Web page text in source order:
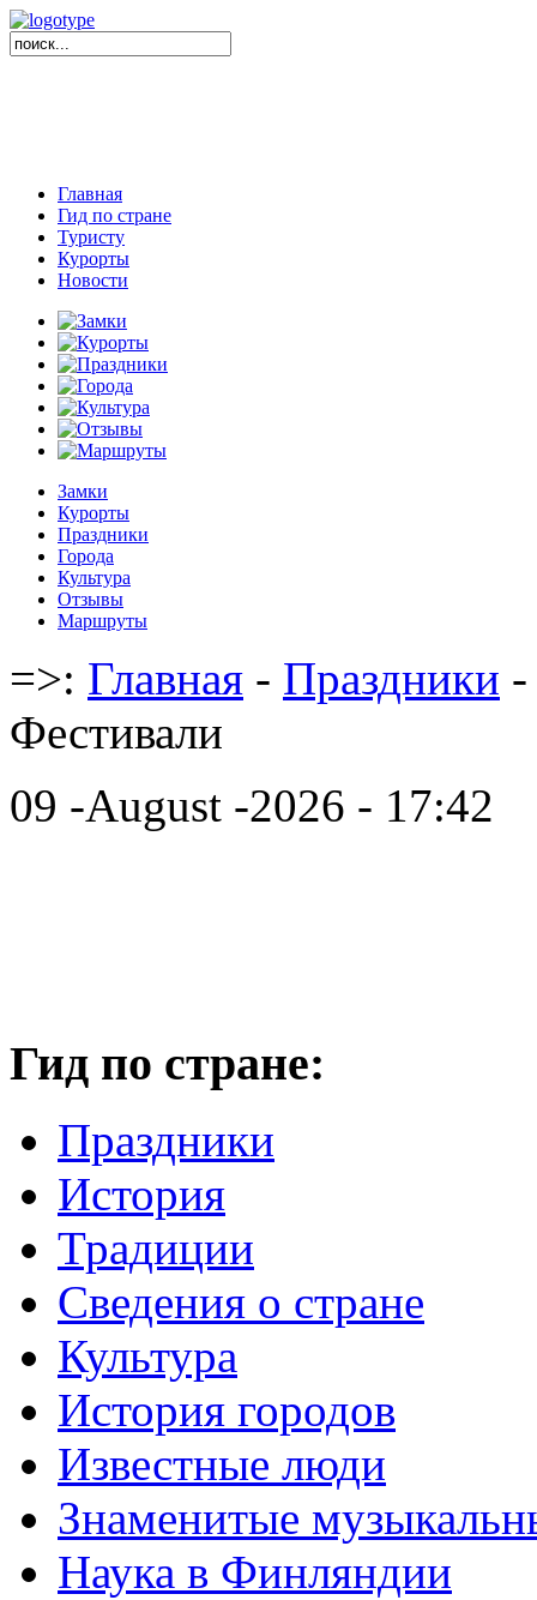
Главная
Гид по стране
Туристу
Курорты
Новости
Замки
Курорты
Праздники
Города
Культура
Отзывы
Маршруты
=>: Главная - Праздники -
Фестивали
09 -August -2026 - 17:42
Гид по стране:
Праздники
История
Традиции
Cведения о стране
Культура
История городов
Известные люди
Знаменитые
Наука в Финляндии